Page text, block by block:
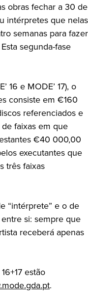
obras fechar a 30 de
intérpretes que nelas
semanas para fazer
segunda-fase
16 e MODE’ 17), o
consiste em €160
referenciados e
faixas em que
€40 000,00
executantes que
três faixas
“intérprete” e o de
si: sempre que
receberá apenas
estão
.